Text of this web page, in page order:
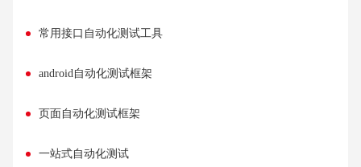
常用接口自动化测试工具
android自动化测试框架
页面自动化测试框架
一站式自动化测试